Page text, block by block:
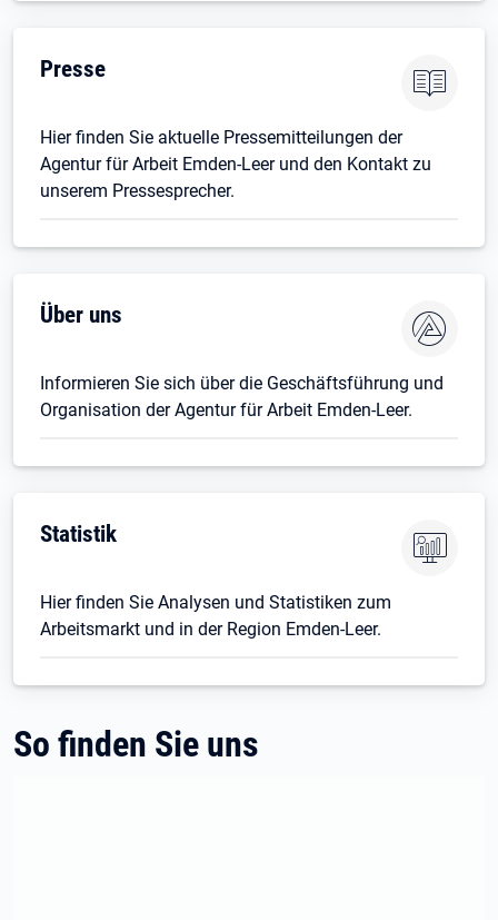
Presse
Hier finden Sie aktuelle Pressemitteilungen der
Agentur für Arbeit Emden-Leer und den Kontakt zu
unserem Pressesprecher.
Über uns
Informieren Sie sich über die Geschäftsführung und
Organisation der Agentur für Arbeit Emden-Leer.
Statistik
Hier finden Sie Analysen und Statistiken zum
Arbeitsmarkt und in der Region Emden-Leer.
So finden Sie uns